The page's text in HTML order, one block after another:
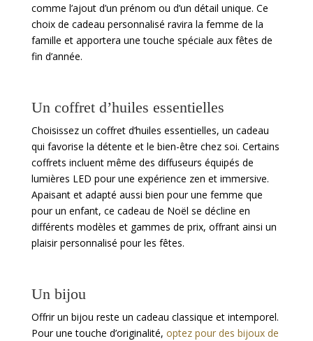
comme l’ajout d’un prénom ou d’un détail unique. Ce
choix de cadeau personnalisé ravira la femme de la
famille et apportera une touche spéciale aux fêtes de
fin d’année.
Un coffret d’huiles essentielles
Choisissez un coffret d’huiles essentielles, un cadeau
qui favorise la détente et le bien-être chez soi. Certains
coffrets incluent même des diffuseurs équipés de
lumières LED pour une expérience zen et immersive.
Apaisant et adapté aussi bien pour une femme que
pour un enfant, ce cadeau de Noël se décline en
différents modèles et gammes de prix, offrant ainsi un
plaisir personnalisé pour les fêtes.
Un bijou
Offrir un bijou reste un cadeau classique et intemporel.
Pour une touche d’originalité, optez pour des bijoux de